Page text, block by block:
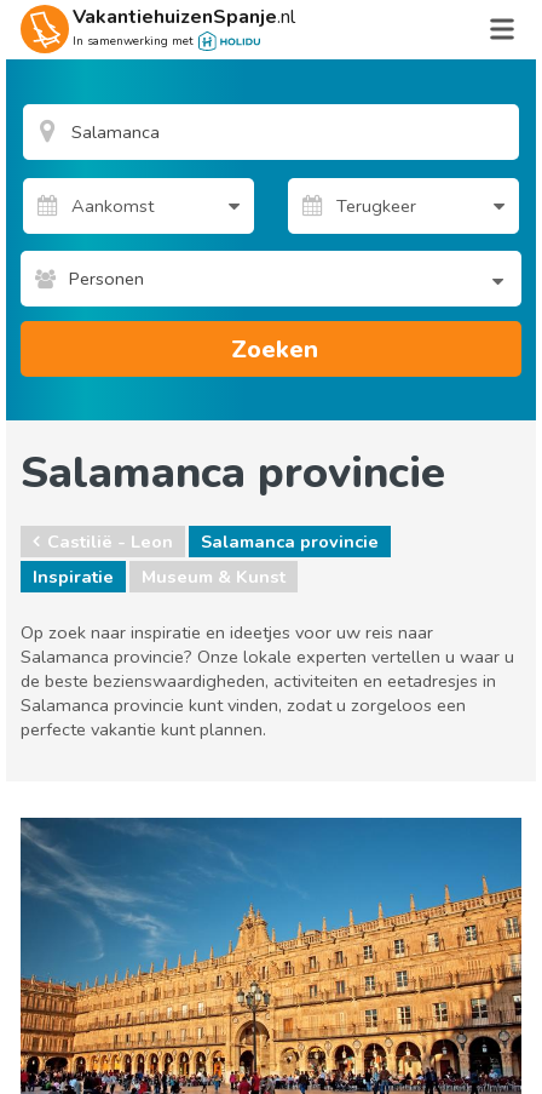
VakantiehuizenSpanje.nl
In samenwerking met
Personen
Zoeken
Salamanca provincie
Castilië - Leon
Salamanca provincie
Inspiratie
Museum & Kunst
Op zoek naar inspiratie en ideetjes voor uw reis naar
Salamanca provincie? Onze lokale experten vertellen u waar u
de beste bezienswaardigheden, activiteiten en eetadresjes in
Salamanca provincie kunt vinden, zodat u zorgeloos een
perfecte vakantie kunt plannen.
Museum & Kunst